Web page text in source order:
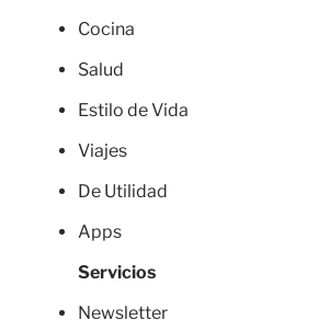
Cocina
Salud
Estilo de Vida
Viajes
De Utilidad
Apps
Servicios
Newsletter